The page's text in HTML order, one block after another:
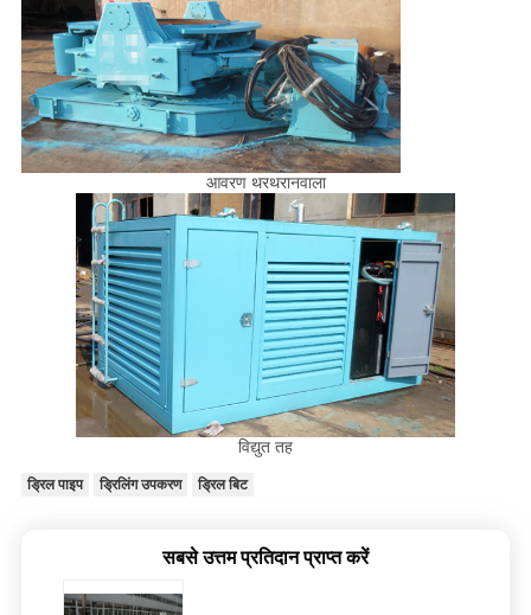
आवरण थरथरानवाला
विद्युत तह
ड्रिल पाइप ड्रिलिंग उपकरण ड्रिल बिट
सबसे उत्तम प्रतिदान प्राप्त करें